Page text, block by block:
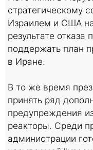
стратегическому
Израилем и США
результате
поддержать план
в Иране.
В то же время
принять ряд
предупреждения
реакторы. Среди
администрации